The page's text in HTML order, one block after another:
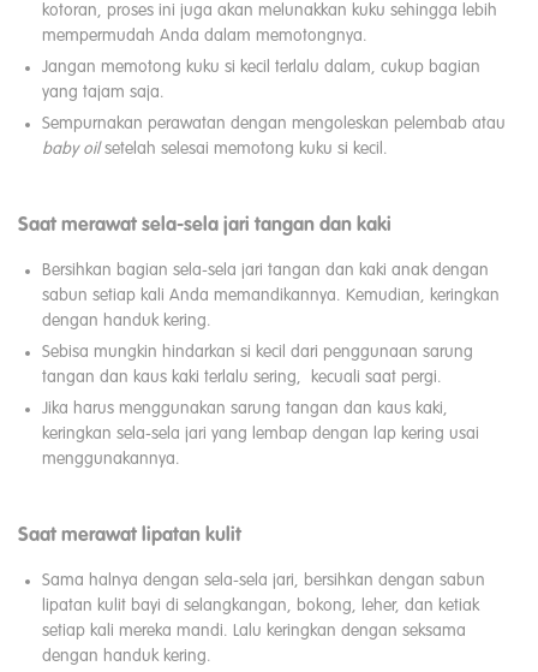
kotoran, proses ini juga akan melunakkan kuku sehingga lebih
mempermudah Anda dalam memotongnya.
Jangan memotong kuku si kecil terlalu dalam, cukup bagian
yang tajam saja.
Sempurnakan perawatan dengan mengoleskan pelembab atau
baby oilsetelah selesai memotong kuku si kecil.
Saat merawat sela-sela jari tangan dan kaki
Bersihkan bagian sela-sela jari tangan dan kaki anak dengan
sabun setiap kali Anda memandikannya. Kemudian, keringkan
dengan handuk kering.
Sebisa mungkin hindarkan si kecil dari penggunaan sarung
tangan dan kaus kaki terlalu sering, kecuali saat pergi.
Jika harus menggunakan sarung tangan dan kaus kaki,
keringkan sela-sela jari yang lembap dengan lap kering usai
menggunakannya.
Saat merawat lipatan kulit
Sama halnya dengan sela-sela jari, bersihkan dengan sabun
lipatan kulit bayi di selangkangan, bokong, leher, dan ketiak
setiap kali mereka mandi. Lalu keringkan dengan seksama
dengan handuk kering.